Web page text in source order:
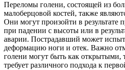
Переломы голени, состоящей из
малоберцовой костей, также
Они могут произойти в результате
при падении с высоты или в
аварии. Пострадавший может
деформацию ноги и отек. Важно
голени могут быть как открытыми,
требует различного подхода к